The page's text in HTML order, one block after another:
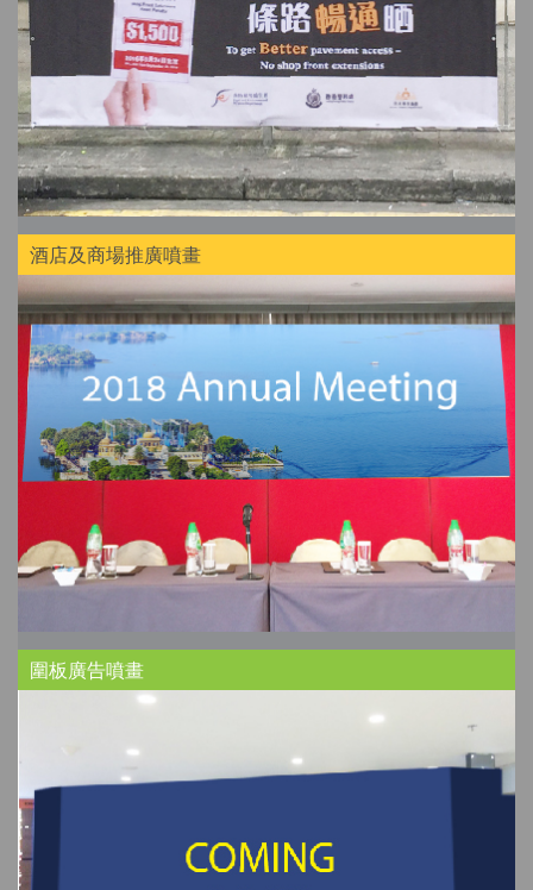
酒店及商場推廣噴畫
圍板廣告噴畫